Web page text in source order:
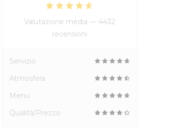
Valutazione media — 4432
recensioni
Servizio
Atmosfera
Menu
Qualità/Prezzo